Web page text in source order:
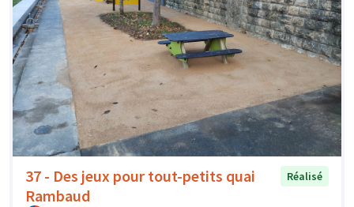
37 - Des jeux pour tout-petits quai
Rambaud
Réalisé